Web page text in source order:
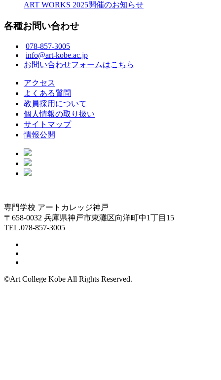
ART WORKS 2025開催のお知らせ
各種お問い合わせ
078-857-3005
info@art-kobe.ac.jp
お問い合わせフォームはこちら
アクセス
よくある質問
教員採用について
個人情報の取り扱い
サイトマップ
情報公開
専門学校 アートカレッジ神戸
〒658-0032 兵庫県神戸市東灘区向洋町中1丁目15
TEL.078-857-3005
©Art College Kobe All Rights Reserved.